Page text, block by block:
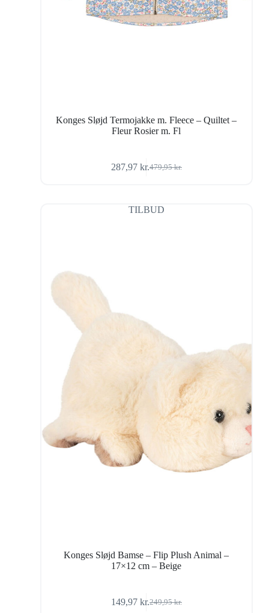
Konges Sløjd Termojakke m. Fleece – Quiltet –
Fleur Rosier m. Fl
479,95kr.
Den
var:
479,95 kr..
287,97 kr.Den
er:
287,97 kr..
TILBUD
Konges Sløjd Bamse – Flip Plush Animal –
17×12 cm – Beige
249,95kr.
Den
149,97 kr.Den